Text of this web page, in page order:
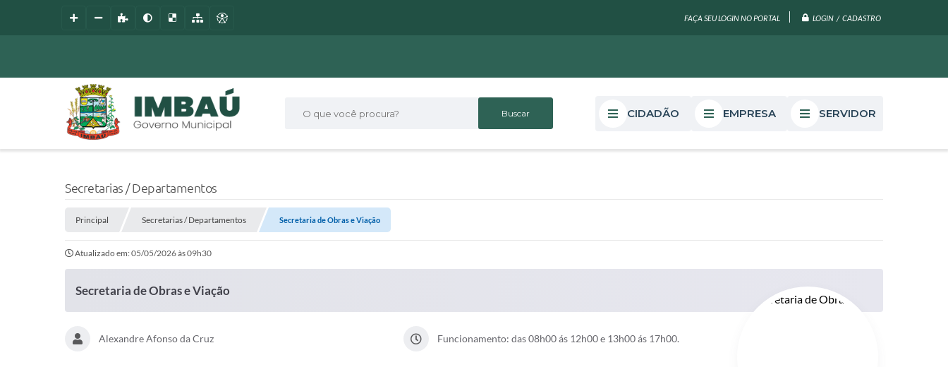
FAÇA SEU LOGIN NO PORTAL LOGIN / CADASTRO
O que você procura? CIDADÃO EMPRESA SERVIDOR
Secretarias / Departamentos
Principal Secretarias / Departamentos Secretaria de Obras e Viação
Atualizado em: 05/05/2026 às 09h30
Secretaria de Obras e Viação
Alexandre Afonso da Cruz Funcionamento: das 08h00 ás 12h00 e 13h00 ás 17h00.